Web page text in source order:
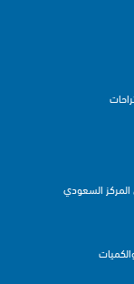
المركز السعودي